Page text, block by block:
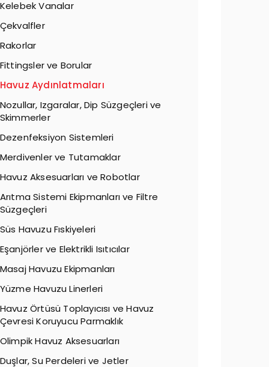
Kelebek Vanalar
Çekvalfler
Rakorlar
Fittingsler ve Borular
Havuz Aydınlatmaları
Nozullar, Izgaralar, Dip Süzgeçleri ve
Skimmerler
Dezenfeksiyon Sistemleri
Merdivenler ve Tutamaklar
Havuz Aksesuarları ve Robotlar
Arıtma Sistemi Ekipmanları ve Filtre
Süzgeçleri
Süs Havuzu Fıskiyeleri
Eşanjörler ve Elektrikli Isıtıcılar
Masaj Havuzu Ekipmanları
Yüzme Havuzu Linerleri
Havuz Örtüsü Toplayıcısı ve Havuz
Çevresi Koruyucu Parmaklık
Olimpik Havuz Aksesuarları
Duşlar, Su Perdeleri ve Jetler